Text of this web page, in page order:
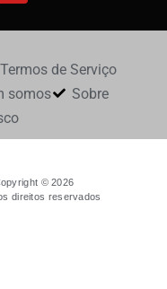
Termos de Serviço
somos
Sobre
© 2026
direitos reservados